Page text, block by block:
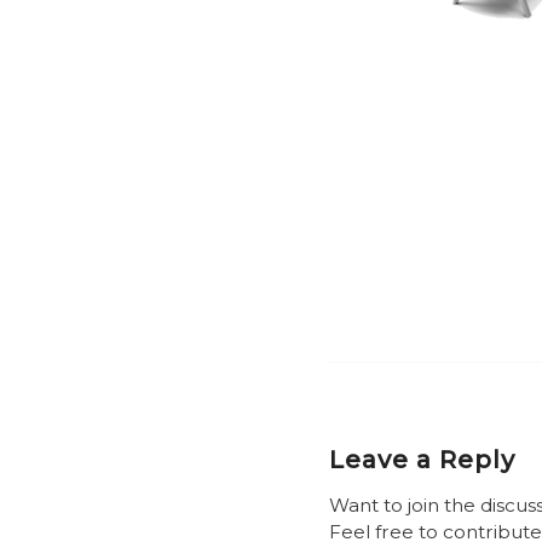
Leave a Reply
Want to join the
Feel free to